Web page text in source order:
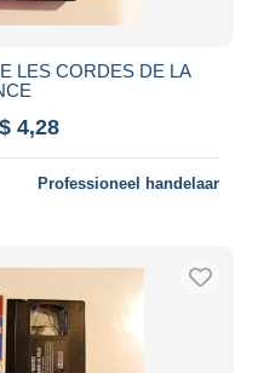
LES CORDES DE LA
4,28
Professioneel handelaar